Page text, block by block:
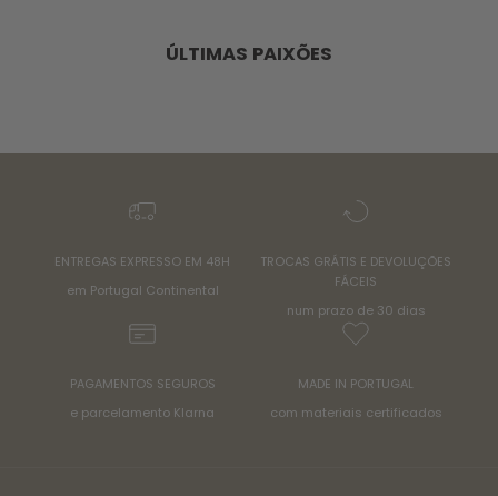
ÚLTIMAS PAIXÕES
ENTREGAS EXPRESSO EM 48H
em Portugal Continental
TROCAS GRÁTIS E DEVOLUÇÕES
FÁCEIS
num prazo de 30 dias
PAGAMENTOS SEGUROS
e parcelamento Klarna
MADE IN PORTUGAL
com materiais certificados